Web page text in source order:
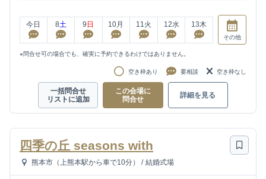
今日 8土 9 日 10月 11 火 12水 13木
その他
※問合せ可の場合でも、確実に予約できるわけではありません。
空き枠あり 要相談 空き枠なし
一括問合せ
リストに追加
この会場に
問合せ
詳細を見る
四季の丘 seasons with
熊本市（上熊本駅から車で10分） / 結婚式場